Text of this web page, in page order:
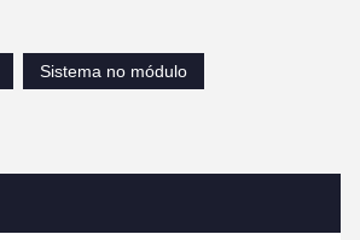
Sistema no módulo